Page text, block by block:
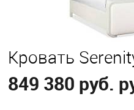
Кровать
849 380 руб.